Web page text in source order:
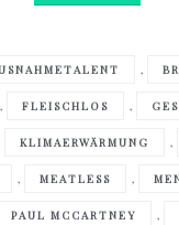
,
, FLEISCHLOS ,
KLIMAERWÄRMUNG ,
, MEATLESS ,
PAUL MCCARTNEY ,